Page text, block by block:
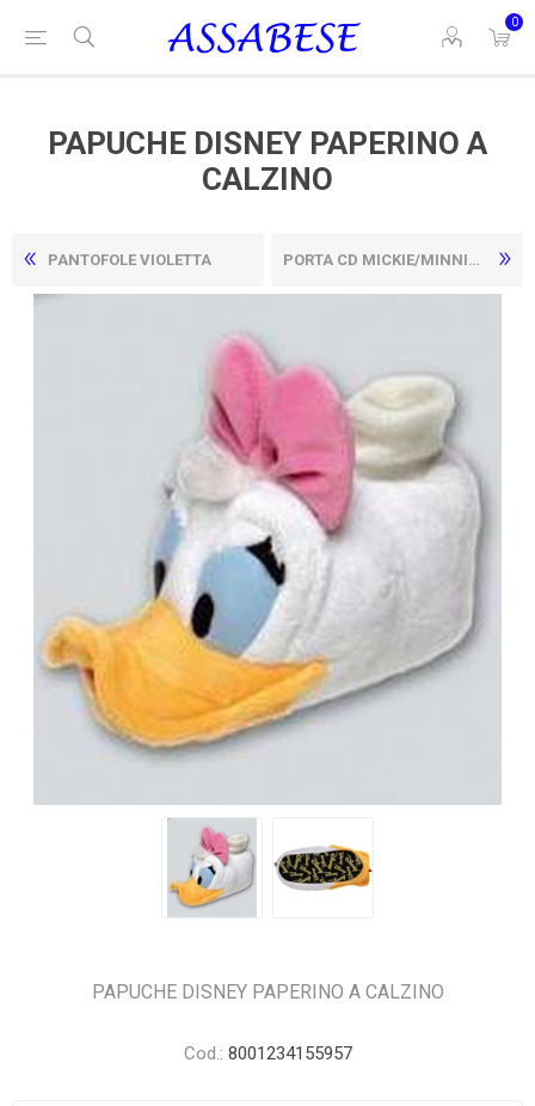
0
PAPUCHE DISNEY PAPERINO A
CALZINO
PANTOFOLE VIOLETTA PORTA CD MICKIE/MINNIE LEGNO
PAPUCHE DISNEY PAPERINO A CALZINO
Cod.: 8001234155957